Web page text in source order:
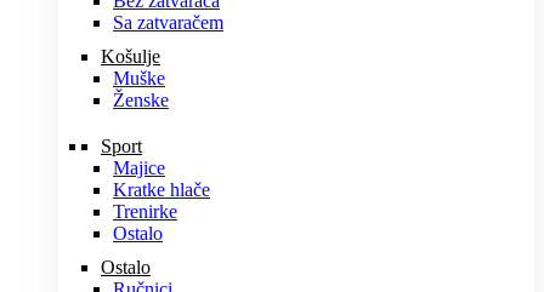
Sa zatvaračem
Košulje
Muške
Ženske
Sport
Majice
Kratke hlače
Trenirke
Ostalo
Ostalo